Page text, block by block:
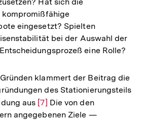
eingesetzt? Spielten
bei der Auswahl der
eine Rolle?
klammert der Beitrag die
des Stationierungsteils
aus Zur
Auflösung
[7] Die von den
angegebenen Ziele —